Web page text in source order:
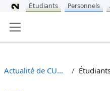
Actualité de CURSUS
Étudiants Personnels